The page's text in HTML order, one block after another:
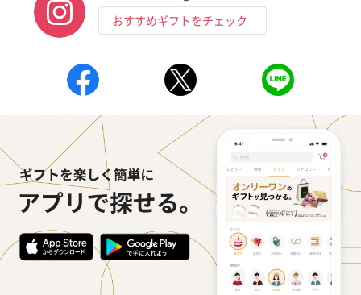
おすすめギフトをチェック